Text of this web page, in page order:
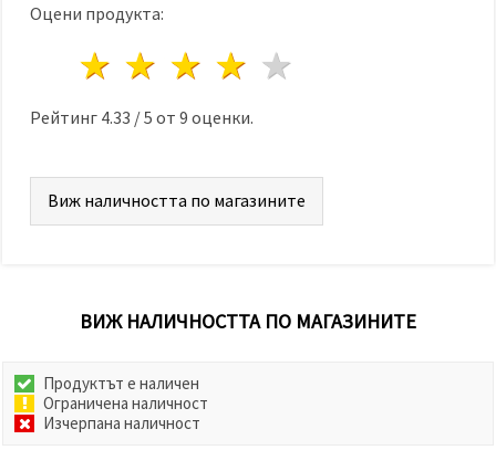
Оцени продукта:
4 звезди
3 звезди
2 звезди
1 звезда
Рейтинг 4.33 /5 от 9 оценки.
Виж наличността по магазините
ВИЖ НАЛИЧНОСТТА ПО МАГАЗИНИТЕ
Продуктът е наличен
Ограничена наличност
Изчерпана наличност